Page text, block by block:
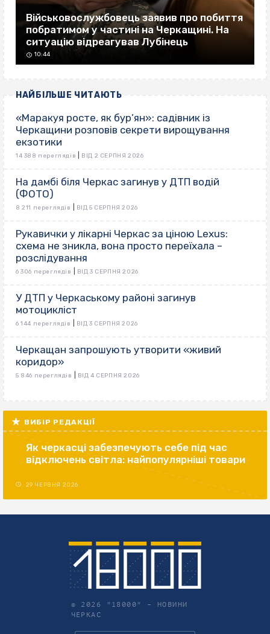
Військовослужбовець заявив про побиття
побратимом у частині на Черкащині. На
ситуацію відреагував Лубінець
10:44
НАЙБІЛЬШЕ ЧИТАЮТЬ
«Маракуя росте, як бур’ян»: садівник із
Черкащини розповів секрети вирощування
екзотики
14 388 переглядів ВІД 2 СЕРПНЯ 2026
На дамбі біля Черкас загинув у ДТП водій
(ФОТО)
8 211 переглядів ВІД 5 СЕРПНЯ 2026
Рукавички у лікарні Черкас за ціною Lexus:
схема не зникла, вона просто переїхала –
розслідування
6 306 переглядів ВІД 3 СЕРПНЯ 2026
У ДТП у Черкаському районі загинув
мотоцикліст
6 144 переглядів ВІД 3 СЕРПНЯ 2026
Черкащан запрошують утворити «живий
коридор»
5 846 переглядів ВІД 4 СЕРПНЯ 2026
ВИБІР РЕДАКЦІЇ
Як черкасці забезпечують себе під час
відключень світла: найпопулярніші товари
29 ЧЕРВНЯ 2026
© 2026 "18000" – НОВИНИ
ЧЕРКАС